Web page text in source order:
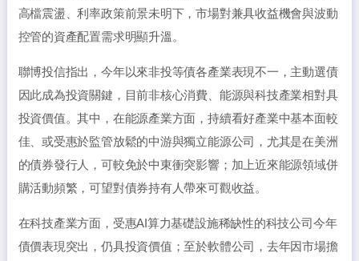
高檔震盪、利率政策前景未明下，市場對兼具收益機會與波動
控管的資產配置需求明顯升溫。
聯博投信指出，今年以來非投等債各產業表現不一，主動選債
因此成為投資關鍵，目前非核心消費、能源與科技產業相對具
投資價值。其中，在能源產業方面，持續看好產業中基本面較
佳、或受惠於監管放鬆的中游與獨立能源公司，尤其是在美洲
的債券發行人，可較免於中東衝突影響；加上近來能源領域併
購活動頻繁，可望對債券持有人帶來可觀收益。
在科技產業方面，受惠AI算力基礎設施稀缺性的科技公司今年
債價表現突出，仍具投資價值；至於軟體公司，去年因市場擔